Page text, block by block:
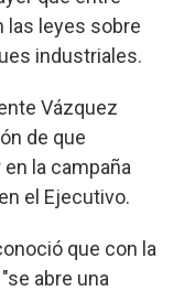
las leyes sobre
industriales.
Vázquez
de que
la campaña
el Ejecutivo.
que con la
abre una